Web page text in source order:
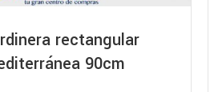
rectangular
90cm